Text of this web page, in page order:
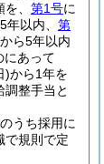
、 第1号に
以内、 第
ら5年以内
にあって
)から1年を
整手当と
うち採用に
で規則で定